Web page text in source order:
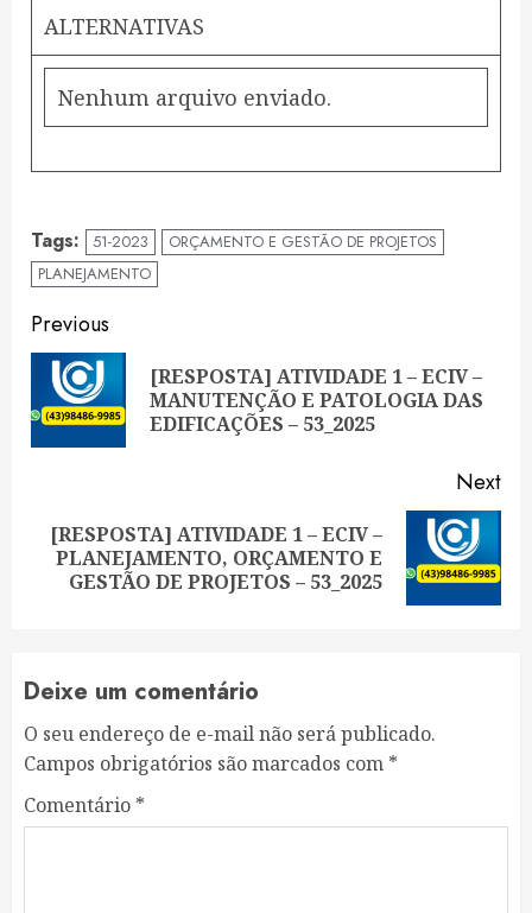
ALTERNATIVAS
Nenhum arquivo enviado.
Tags: 51-2023
ORÇAMENTO E GESTÃO DE PROJETOS
PLANEJAMENTO
Continue
Reading
Previous
[RESPOSTA] ATIVIDADE 1 – ECIV –
MANUTENÇÃO E PATOLOGIA DAS
EDIFICAÇÕES – 53_2025
Next
Next
post:
[RESPOSTA] ATIVIDADE 1 – ECIV –
PLANEJAMENTO, ORÇAMENTO E
GESTÃO DE PROJETOS – 53_2025
Deixe um comentário
O seu endereço de e-mail não será publicado.
Campos obrigatórios são marcados com *
Comentário *